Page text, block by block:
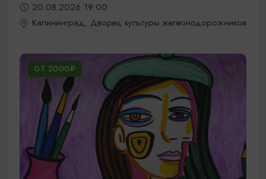
20.08.2026 19:00
Калининград, Дворец культуры железнодорожников
ОТ 2000₽